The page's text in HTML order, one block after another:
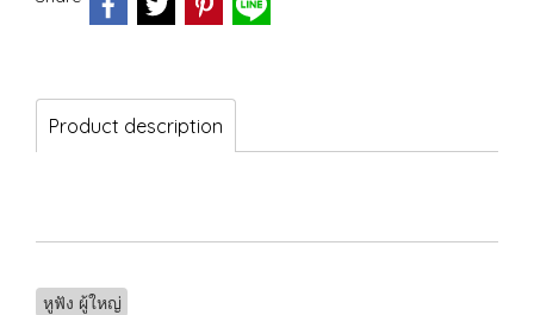
Product description
หูฟัง ผู้ใหญ่